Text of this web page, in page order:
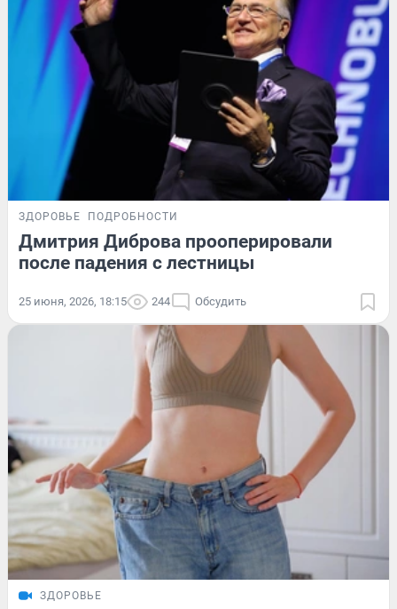
ЗДОРОВЬЕ ПОДРОБНОСТИ
Дмитрия Диброва прооперировали
после падения с лестницы
25 июня, 2026, 18:15 244 Обсудить
ЗДОРОВЬЕ